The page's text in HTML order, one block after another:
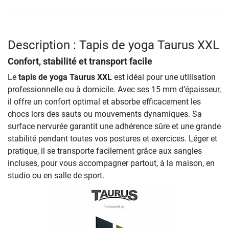
Description : Tapis de yoga Taurus XXL
Confort, stabilité et transport facile
Le tapis de yoga Taurus XXL est idéal pour une utilisation
professionnelle ou à domicile. Avec ses 15 mm d’épaisseur,
il offre un confort optimal et absorbe efficacement les
chocs lors des sauts ou mouvements dynamiques. Sa
surface nervurée garantit une adhérence sûre et une grande
stabilité pendant toutes vos postures et exercices. Léger et
pratique, il se transporte facilement grâce aux sangles
incluses, pour vous accompagner partout, à la maison, en
studio ou en salle de sport.